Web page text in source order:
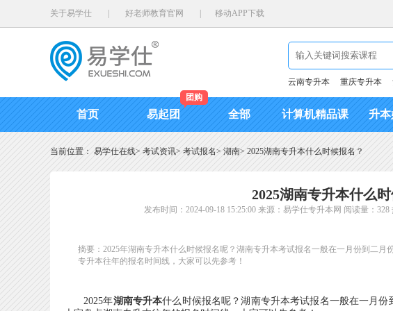
关于易学仕 好老师教育官网 移动APP下载
云南专升本 重庆专升本
首页 易起团
团购
全部 计算机精品课 升
当前位置： 易学仕在线> 考试资讯> 考试报名> 湖南> 2025湖南专升本什么时候报名？
2025湖南专升本什么
发布时间：2024-09-18 15:25:00 来源：易学仕专升本网 阅读量：328
摘要：2025年湖南专升本什么时候报名呢？湖南专升本考试报名一般在一月份到二
专升本往年的报名时间线，大家可以先参考！
2025年湖南专升本什么时候报名呢？湖南专升本考试报名一般在一月